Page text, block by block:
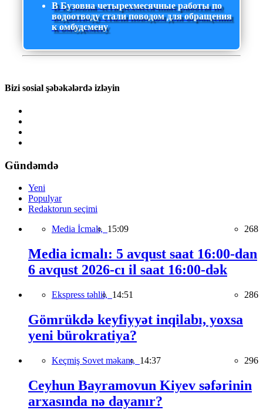
В Бузовна четырехмесячные работы по
водоотводу стали поводом для обращения
к омбудсмену
Bizi sosial şəbəkələrdə izləyin
Gündəmdə
Yeni
Populyar
Redaktorun seçimi
Media İcmalı, 15:09 268
Media icmalı: 5 avqust saat 16:00-dan
6 avqust 2026-cı il saat 16:00-dək
Ekspress təhlil, 14:51 286
Gömrükdə keyfiyyət inqilabı, yoxsa
yeni bürokratiya?
Keçmiş Sovet məkanı, 14:37 296
Ceyhun Bayramovun Kiyev səfərinin
arxasında nə dayanır?